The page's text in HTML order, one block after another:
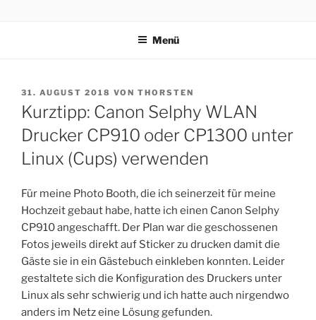
Menü
VERÖFFENTLICHT
AM
31. AUGUST 2018 VON THORSTEN
Kurztipp: Canon Selphy WLAN
Drucker CP910 oder CP1300 unter
Linux (Cups) verwenden
Für meine Photo Booth, die ich seinerzeit für meine
Hochzeit gebaut habe, hatte ich einen Canon Selphy
CP910 angeschafft. Der Plan war die geschossenen
Fotos jeweils direkt auf Sticker zu drucken damit die
Gäste sie in ein Gästebuch einkleben konnten. Leider
gestaltete sich die Konfiguration des Druckers unter
Linux als sehr schwierig und ich hatte auch nirgendwo
anders im Netz eine Lösung gefunden.